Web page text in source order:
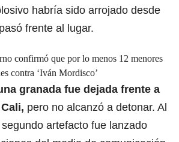
habría sido arrojado desde
frente al lugar.
confirmó que por lo menos 12 menores
contra ‘Iván Mordisco’
granada fue dejada frente a
pero no alcanzó a detonar. Al
artefacto fue lanzado